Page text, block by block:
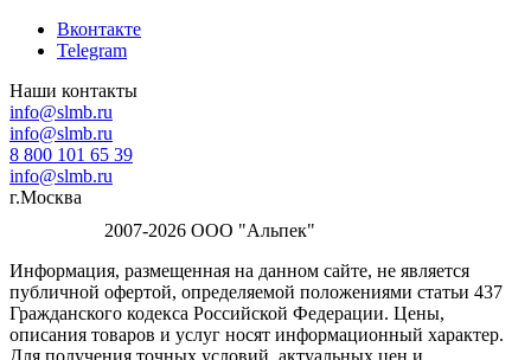
Вконтакте
Telegram
Наши контакты
info@slmb.ru
info@slmb.ru
8 800 101 65 39
info@slmb.ru
г.Москва
2007-2026 ООО "Альпек"
Информация, размещенная на данном сайте, не является
публичной офертой, определяемой положениями статьи 437
Гражданского кодекса Российской Федерации. Цены,
описания товаров и услуг носят информационный характер.
Для получения точных условий, актуальных цен и